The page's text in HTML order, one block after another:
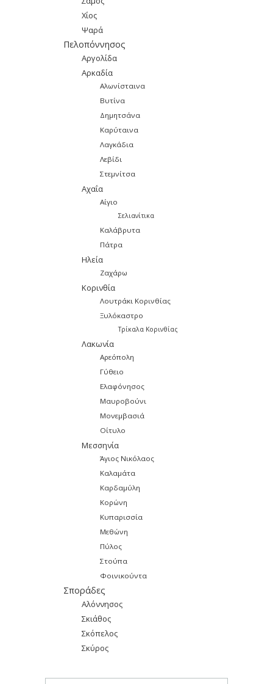
Χίος
Ψαρά
Πελοπόννησος
Αργολίδα
Αρκαδία
Αλωνίσταινα
Βυτίνα
Δημητσάνα
Καρύταινα
Λαγκάδια
Λεβίδι
Στεμνίτσα
Αχαΐα
Αίγιο
Σελιανίτικα
Καλάβρυτα
Πάτρα
Ηλεία
Ζαχάρω
Κορινθία
Λουτράκι Κορινθίας
Ξυλόκαστρο
Τρίκαλα Κορινθίας
Λακωνία
Αρεόπολη
Γύθειο
Ελαφόνησος
Μαυροβούνι
Μονεμβασιά
Οίτυλο
Μεσσηνία
Άγιος Νικόλαος
Καλαμάτα
Καρδαμύλη
Κορώνη
Κυπαρισσία
Μεθώνη
Πύλος
Στούπα
Φοινικούντα
Σποράδες
Αλόννησος
Σκιάθος
Σκόπελος
Σκύρος